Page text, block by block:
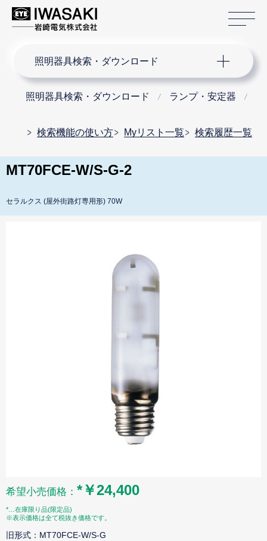
照明器具検索・ダウンロード
照明器具検索・ダウンロード ランプ・安定器
検索機能の使い方 Myリスト一覧 検索履歴一覧
MT70FCE-W/S-G-2
セラルクス (屋外街路灯専用形) 70W
希望小売価格： *￥24,400
*…在庫限り品(限定品)
※表示価格は全て税抜き価格です。
旧形式：MT70FCE-W/S-G